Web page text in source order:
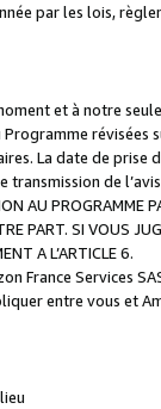
par les lois,
et à notre
La date de
de
AU PROGRAMME
PART. SI VOUS
A L’ARTICLE 6.
France Services
entre vous et